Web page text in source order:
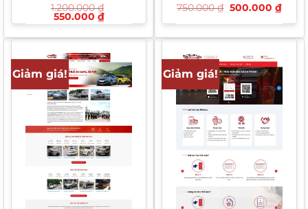
1.200.000₫
Giá
gốc
1.200.000 ₫.
550.000 ₫Giá
hiện
là:
550.000 ₫.
750.000₫ Giá
gốc
500.000 ₫Giá
hiện
tại
Giảm giá! Giảm giá!